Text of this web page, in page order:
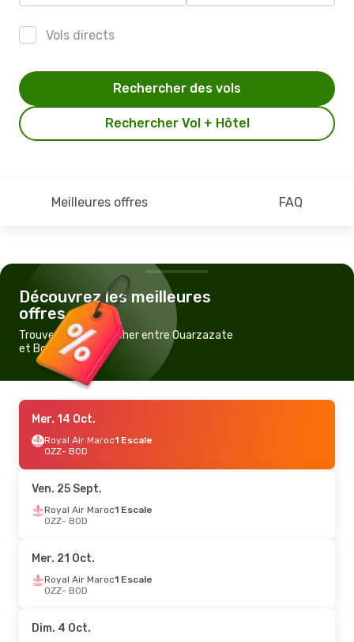
Vols directs
Rechercher Vol + Hôtel
Rechercher des vols
Meilleures offres FAQ
Découvrez les meilleures
offres
Trouvez un vol pas cher entre Ouarzazate
et Bordeaux
Mer. 14 Oct.
Royal Air Maroc1 Escale
OZZ- BOD
Ven. 25 Sept.
Royal Air Maroc1 Escale
OZZ- BOD
Mer. 21 Oct.
Royal Air Maroc1 Escale
OZZ- BOD
Dim. 4 Oct.